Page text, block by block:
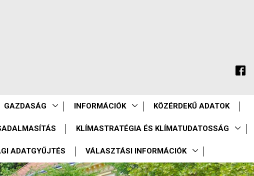
GAZDASÁG INFORMÁCIÓK KÖZÉRDEKŰ ADATOK
KLÍMASTRATÉGIA ÉS KLÍMATUDATOSSÁG
ADATGYŰJTÉS VÁLASZTÁSI INFORMÁCIÓK